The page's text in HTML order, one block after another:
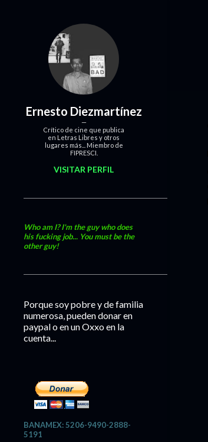
Ernesto Diezmartínez
Crítico de cine que publica
en Letras Libres y otros
lugares más... Miembro de
FIPRESCI.
VISITAR PERFIL
Who am I? I'm the guy who does
his fucking job... You must be the
other guy!
Porque soy pobre y de familia
numerosa, pueden donar en
paypal o en un Oxxo en la
cuenta...
BANAMEX: 5206-9490-2888-
5191